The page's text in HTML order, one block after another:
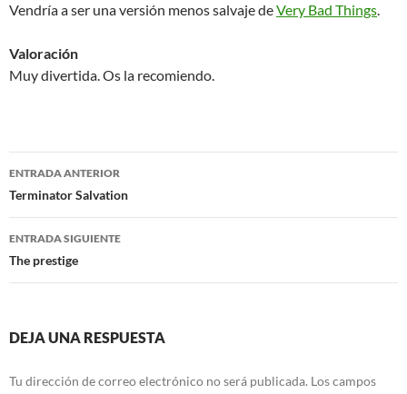
Vendría a ser una versión menos salvaje deVery Bad Things.
Valoración
Muy divertida. Os la recomiendo.
Navegación
de
entradas
ENTRADA ANTERIOR
Terminator Salvation
ENTRADA SIGUIENTE
The prestige
DEJA UNA RESPUESTA
Tu dirección de correo electrónico no será publicada. Los campos